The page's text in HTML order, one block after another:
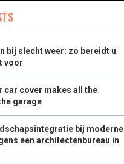
bij slecht weer: zo bereidt u
voor
car cover makes all the
garage
bij moderne
een architectenbureau in